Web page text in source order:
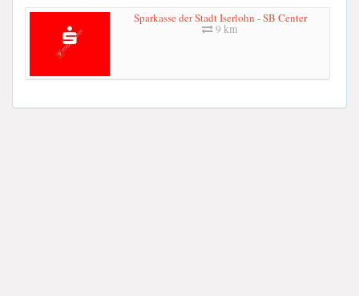
Sparkasse der Stadt Iserlohn - SB Center
9 km